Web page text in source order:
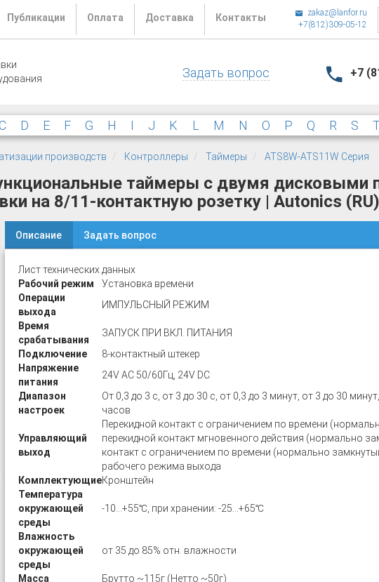
Публикации Оплата Доставка Контакты
zakaz@lanfor.ru
+7(812)309-05-12
Задать вопрос +7
C D E F G H I J K L M N O P Q R S
производств Контроллеры Таймеры ATS8W-ATS11W Серия
таймеры с двумя дисковыми
на 8/11-контактную розетку | Autonics (RU)
Описание Задать вопрос
Лист технических данных
Рабочий режим
Установка времени
Операции
выхода
ИМПУЛЬСНЫЙ РЕЖИМ
Время
срабатывания
ЗАПУСК ПРИ ВКЛ. ПИТАНИЯ
Подключение
8-контактный штекер
Напряжение
питания
24V AC 50/60Гц, 24V DC
Диапазон
настроек
От 0,3 до 3 с, от 3 до 30 с, от 0,3 до 3 минут, от 3 до 30
часов
Управляющий
выход
Перекидной контакт с ограничением по времени
перекидной контакт мгновенного действия (нормально
контакт с ограничением по времени (нормально
рабочего режима выхода
КомплектующиеКронштейн
Температура
окружающей
среды
-10…+55℃, при хранении: -25…+65℃
Влажность
окружающей
среды
от 35 до 85% отн. влажности
Масса Брутто ~115г (Нетто ~50г)